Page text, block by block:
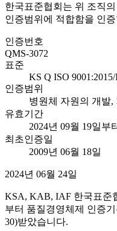
한국표준협회는 위 조직
인증범위에 적합함을 인
인증번호
QMS-3072
표준
KS Q ISO
인증범위
병원체 자원의 개발,
유효기간
2024년 09월 19일부
최초인증일
2009년 06월 18일
2024년 06월 24일
KSA, KAB, IAF 한국표준
부터 품질경영체제 인증
30)받았습니다.